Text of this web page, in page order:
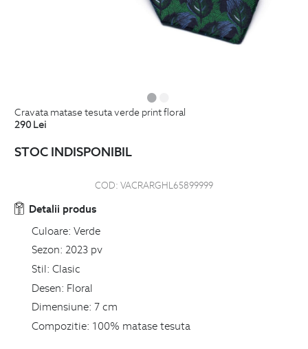
cravata matase tesuta verde print floral
290 Lei
STOC INDISPONIBIL
COD: VACRARGHL65899999
Detalii produs
Culoare: Verde
Sezon: 2023 pv
Stil: Clasic
Desen: Floral
Dimensiune: 7 cm
Compozitie: 100% matase tesuta